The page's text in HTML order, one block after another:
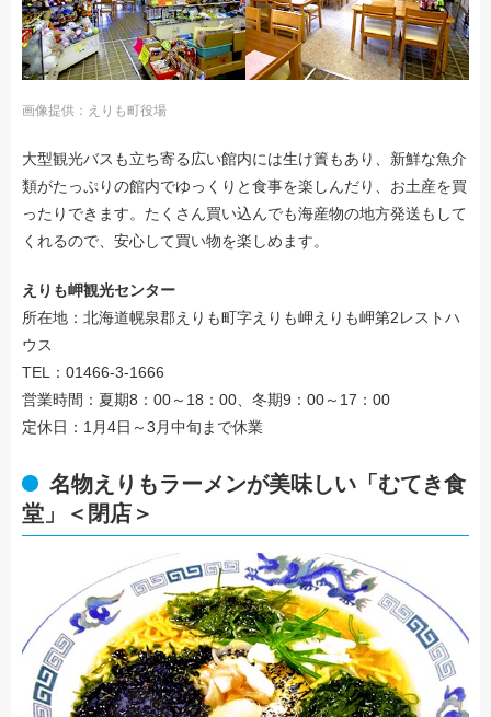
画像提供：えりも町役場
大型観光バスも立ち寄る広い館内には生け簀もあり、新鮮な魚介
類がたっぷりの館内でゆっくりと食事を楽しんだり、お土産を買
ったりできます。たくさん買い込んでも海産物の地方発送もして
くれるので、安心して買い物を楽しめます。
えりも岬観光センター
所在地：北海道幌泉郡えりも町字えりも岬えりも岬第2レストハ
ウス
TEL：01466-3-1666
営業時間：夏期8：00～18：00、冬期9：00～17：00
定休日：1月4日～3月中旬まで休業
名物えりもラーメンが美味しい「むてき食
堂」＜閉店＞